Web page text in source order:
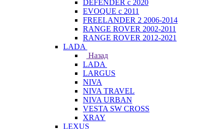
DEFENDER с 2020
EVOQUE с 2011
FREELANDER 2 2006-2014
RANGE ROVER 2002-2011
RANGE ROVER 2012-2021
LADA
Назад
LADA
LARGUS
NIVA
NIVA TRAVEL
NIVA URBAN
VESTA SW CROSS
XRAY
LEXUS